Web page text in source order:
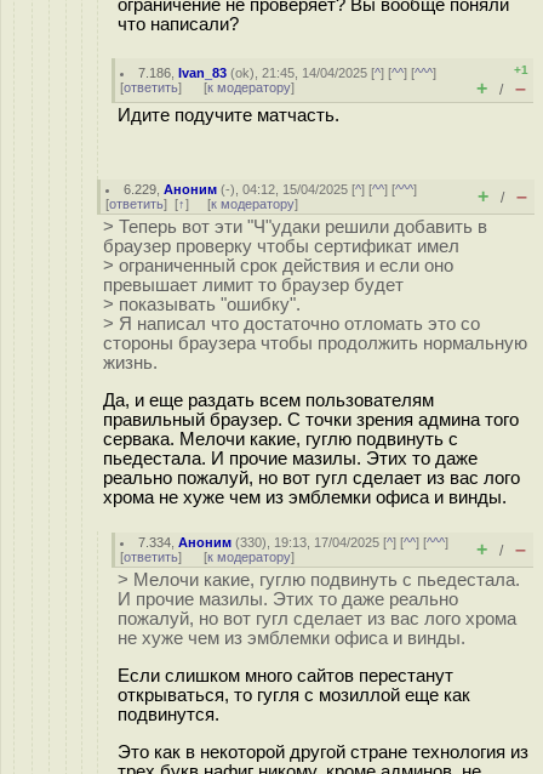
ограничение не проверяет? Вы вообще поняли
что написали?
7.186 ,Ivan_83 (ok), 21:45, 14/04/2025 [^] [^^] [^^^]
[ответить] [к модератору]
+1
+ / –
Идите подучите матчасть.
6.229 ,Аноним (-), 04:12, 15/04/2025 [^] [^^] [^^^]
[ответить] [↑] [к модератору] + / –
> Теперь вот эти "Ч"удаки решили добавить в
браузер проверку чтобы сертификат имел
> ограниченный срок действия и если оно
превышает лимит то браузер будет
> показывать "ошибку".
> Я написал что достаточно отломать это со
стороны браузера чтобы продолжить нормальную
жизнь.
Да, и еще раздать всем пользователям
правильный браузер. С точки зрения админа того
сервака. Мелочи какие, гуглю подвинуть с
пьедестала. И прочие мазилы. Этих то даже
реально пожалуй, но вот гугл сделает из вас лого
хрома не хуже чем из эмблемки офиса и винды.
7.334 ,Аноним (330), 19:13, 17/04/2025 [^] [^^] [^^^]
[ответить] [к модератору] + / –
> Мелочи какие, гуглю подвинуть с пьедестала.
И прочие мазилы. Этих то даже реально
пожалуй, но вот гугл сделает из вас лого хрома
не хуже чем из эмблемки офиса и винды.
Если слишком много сайтов перестанут
открываться, то гугля с мозиллой еще как
подвинутся.
Это как в некоторой другой стране технология из